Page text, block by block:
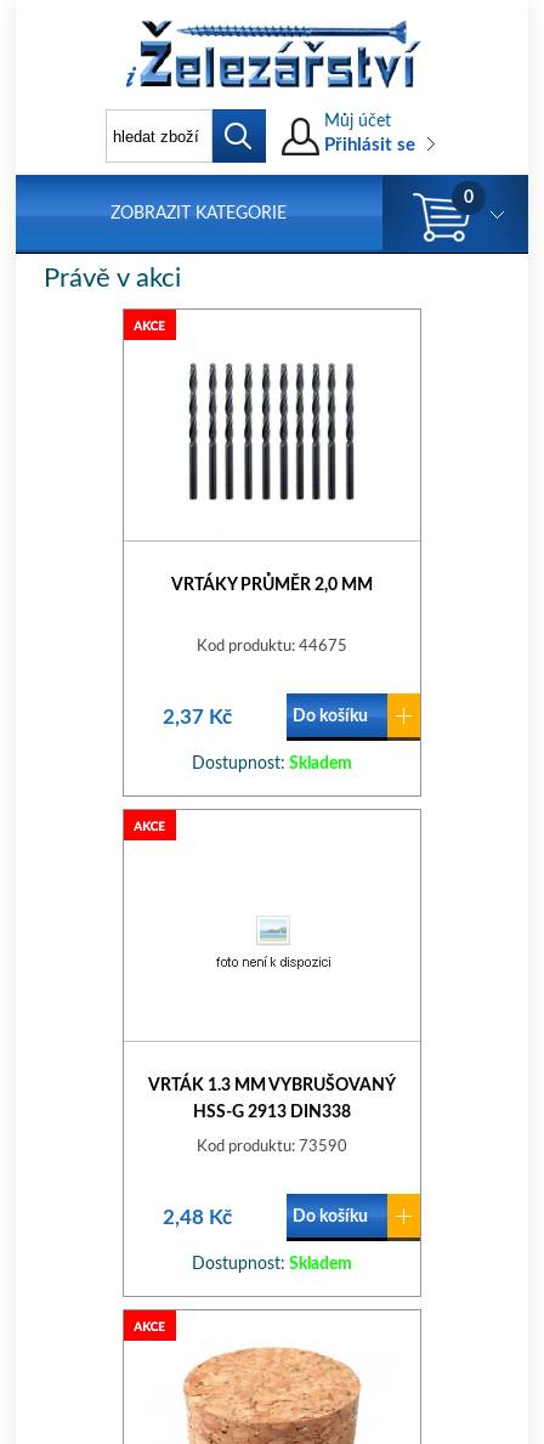
Můj účet
Přihlásit se
ZOBRAZIT KATEGORIE
0
Právě v akci
VRTÁKY PRŮMĚR 2,0 MM
Kod produktu: 44675
2,37 Kč Do košíku
Dostupnost: Skladem
VRTÁK 1.3 MM VYBRUŠOVANÝ
HSS-G 2913 DIN338
Kod produktu: 73590
2,48 Kč Do košíku
Dostupnost: Skladem